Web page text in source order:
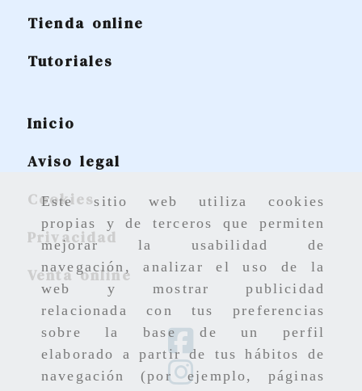
Este sitio web utiliza cookies
propias y de terceros que permiten
mejorar la usabilidad de
navegación, analizar el uso de la
web y mostrar publicidad
relacionada con tus preferencias
sobre la base de un perfil
elaborado a partir de tus hábitos de
navegación (por ejemplo, páginas
Tienda online
Tutoriales
Inicio
Aviso legal
Cookies
Privacidad
Venta online